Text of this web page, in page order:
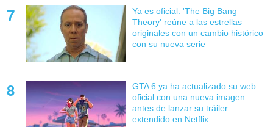
Ya es oficial: 'The Big Bang
Theory' reúne a las estrellas
originales con un cambio histórico
con su nueva serie
GTA 6 ya ha actualizado su web
oficial con una nueva imagen
antes de lanzar su tráiler
extendido en Netflix